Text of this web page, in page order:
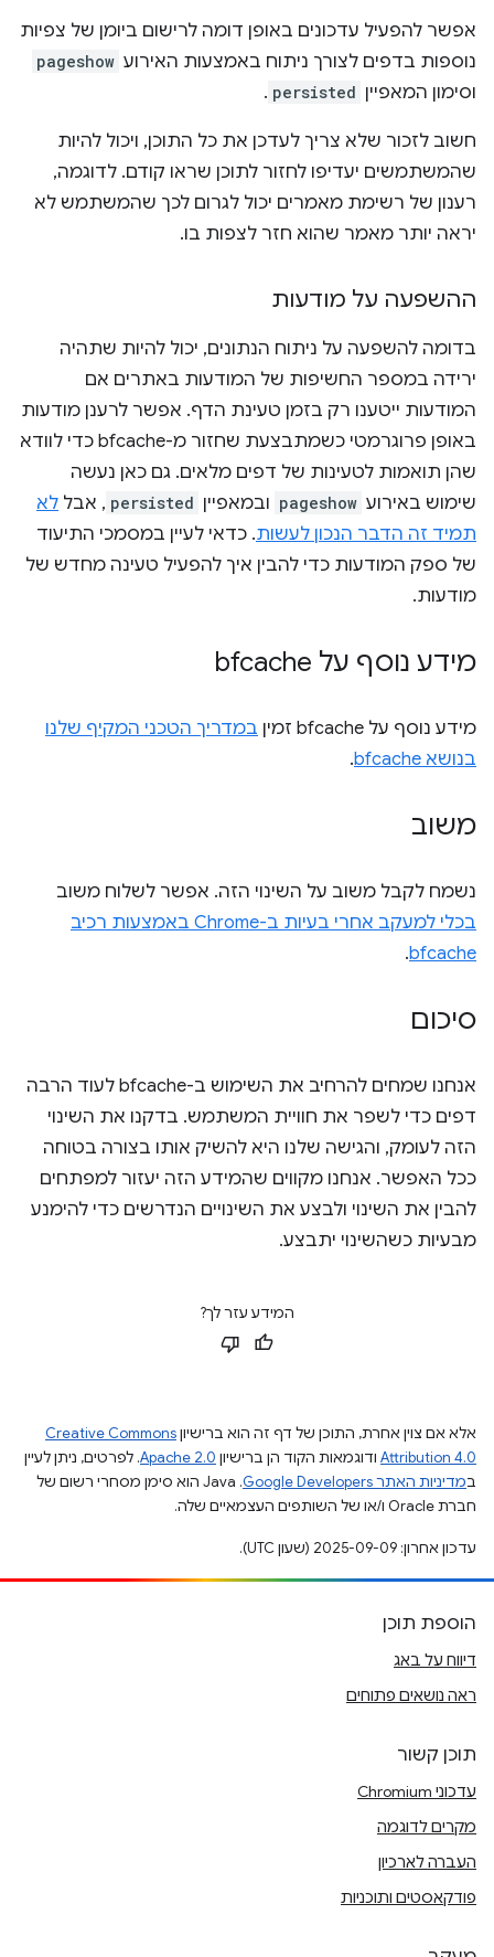
אפשר להפעיל עדכונים באופן דומה לרישום ביומן של צפיות
נוספות בדפים לצורך ניתוח באמצעות האירוע pageshow
וסימון המאפיין persisted
.
חשוב לזכור שלא צריך לעדכן את כל התוכן, ויכול להיות
שהמשתמשים יעדיפו לחזור לתוכן שראו קודם. לדוגמה,
רענון של רשימת מאמרים יכול לגרום לכך שהמשתמש לא
יראה יותר מאמר שהוא חזר לצפות בו.
ההשפעה על מודעות
בדומה להשפעה על ניתוח הנתונים, יכול להיות שתהיה
ירידה במספר החשיפות של המודעות באתרים אם
המודעות ייטענו רק בזמן טעינת הדף. אפשר לרענן מודעות
באופן פרוגרמטי כשמתבצעת שחזור מ-bfcache כדי לוודא
שהן תואמות לטעינות של דפים מלאים. גם כאן נעשה
שימוש באירוע pageshow ובמאפיין persisted , אבל לא
תמיד זה הדבר הנכון לעשות. כדאי לעיין במסמכי התיעוד
של ספק המודעות כדי להבין איך להפעיל טעינה מחדש של
מודעות.
מידע נוסף על bfcache
מידע נוסף על bfcache זמין
במדריך הטכני המקיף שלנו
בנושא bfcache
.
משוב
נשמח לקבל משוב על השינוי הזה. אפשר לשלוח משוב
בכלי למעקב אחרי בעיות ב-Chrome באמצעות רכיב
bfcache
.
סיכום
אנחנו שמחים להרחיב את השימוש ב-bfcache לעוד הרבה
דפים כדי לשפר את חוויית המשתמש. בדקנו את השינוי
הזה לעומק, והגישה שלנו היא להשיק אותו בצורה בטוחה
ככל האפשר. אנחנו מקווים שהמידע הזה יעזור למפתחים
להבין את השינוי ולבצע את השינויים הנדרשים כדי להימנע
מבעיות כשהשינוי יתבצע.
המידע עזר לך?
אלא אם צוין אחרת, התוכן של דף זה הוא ברישיוןCreative Commons
Attribution 4.0 ודוגמאות הקוד הן ברישיון Apache 2.0. לפרטים, ניתן לעיין
במדיניות האתר Google Developers‏
.‏ Java הוא סימן מסחרי רשום של
חברת Oracle ו/או של השותפים העצמאיים שלה.
עדכון אחרון: 2025-09-09 (שעון UTC).
הוספת תוכן
דיווח על באג
ראה נושאים פתוחים
תוכן קשור
עדכוני Chromium
מקרים לדוגמה
העברה לארכיון
פודקאסטים ותוכניות